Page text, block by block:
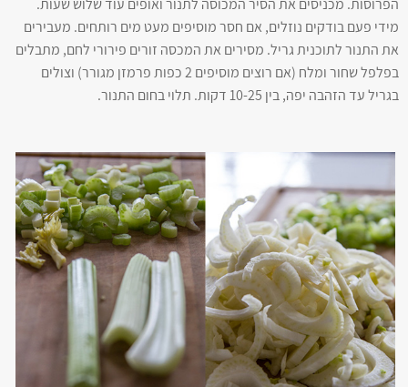
מידי פעם בודקים נוזלים, אם חסר מוסיפים מעט מים רותחים. מעבירים
את התנור לתוכנית גריל. מסירים את המכסה זורים פירורי לחם, מתבלים
בפלפל שחור ומלח (אם רוצים מוסיפים 2 כפות פרמזן מגורר) וצולים
בגריל עד הזהבה יפה, בין 10-25 דקות. תלוי בחום התנור.